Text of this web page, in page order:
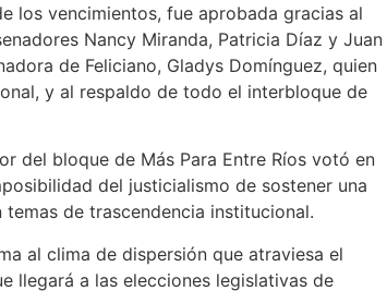
los vencimientos, fue aprobada gracias al
Nancy Miranda, Patricia Díaz y Juan
de Feliciano, Gladys Domínguez, quien
y al respaldo de todo el interbloque de
del bloque de Más Para Entre Ríos votó en
del justicialismo de sostener una
de trascendencia institucional.
al clima de dispersión que atraviesa el
llegará a las elecciones legislativas de